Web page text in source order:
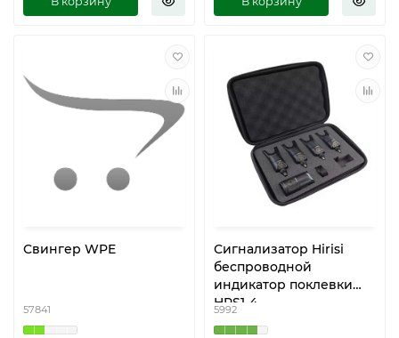
Свингер WPE
57841
Сигнализатор Hirisi
беспроводной
индикатор поклевки
HRS1-4
5992